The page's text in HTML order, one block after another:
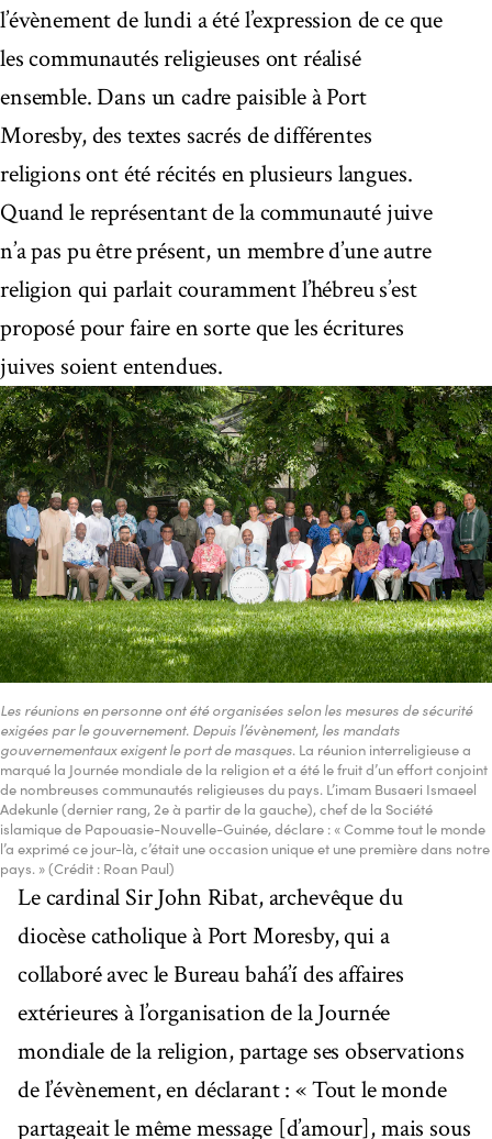
l’évènement de lundi a été l’expression de ce que
les communautés religieuses ont réalisé
ensemble. Dans un cadre paisible à Port
Moresby, des textes sacrés de différentes
religions ont été récités en plusieurs langues.
Quand le représentant de la communauté juive
n’a pas pu être présent, un membre d’une autre
religion qui parlait couramment l’hébreu s’est
proposé pour faire en sorte que les écritures
juives soient entendues.
Les réunions en personne ont été organisées selon les mesures de sécurité
exigées par le gouvernement. Depuis l’évènement, les mandats
gouvernementaux exigent le port de masques. La réunion interreligieuse a
marqué la Journée mondiale de la religion et a été le fruit d’un effort conjoint
de nombreuses communautés religieuses du pays. L’imam Busaeri Ismaeel
Adekunle (dernier rang, 2e à partir de la gauche), chef de la Société
islamique de Papouasie-Nouvelle-Guinée, déclare : « Comme tout le monde
l’a exprimé ce jour-là, c’était une occasion unique et une première dans notre
pays. » (Crédit : Roan Paul)
Le cardinal Sir John Ribat, archevêque du
diocèse catholique à Port Moresby, qui a
collaboré avec le Bureau bahá’í des affaires
extérieures à l’organisation de la Journée
mondiale de la religion, partage ses observations
de l’évènement, en déclarant : « Tout le monde
partageait le même message [d’amour], mais sous